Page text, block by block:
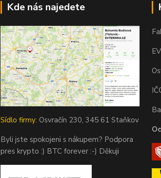
Kde nás najedete
Sídlo firmy: Osvračín 230, 345 61 Staňkov
Byli jste spokojeni s nákupem? Podpora
pres krypto :) BTC forever :-) Děkuji